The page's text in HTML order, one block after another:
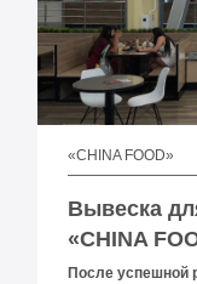
«CHINA FOOD»
Вывеска
«CHINA
После успешной